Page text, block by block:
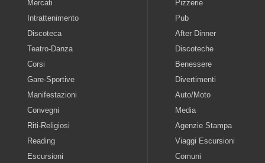
Mercati
Intrattenimento
Discoteca
Teatro-Danza
Corsi
Gare-Sportive
Manifestazioni
Convegni
Riti-Religiosi
Reading
Escursioni
Pizzerie
Pub
After Dinner
Discoteche
Benessere
Divertimenti
Auto/Moto
Media
Agenzie Stampa
Viaggi Escursioni
Comuni